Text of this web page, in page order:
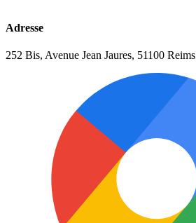
Adresse
252 Bis, Avenue Jean Jaures, 51100 Reims